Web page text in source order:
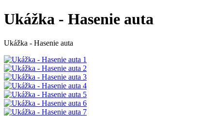
Ukážka - Hasenie auta
Ukážka - Hasenie auta